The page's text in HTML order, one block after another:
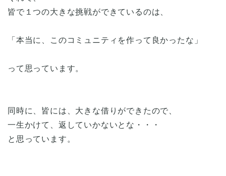
皆で１つの大きな挑戦ができているのは、
「本当に、このコミュニティを作って良かったな」
って思っています。
同時に、皆には、大きな借りができたので、
一生かけて、返していかないとな・・・
と思っています。